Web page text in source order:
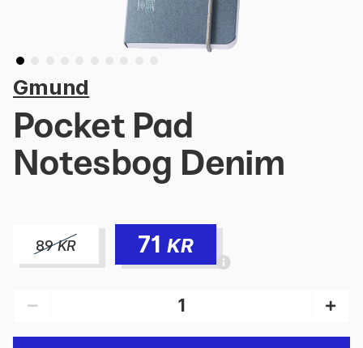
Gmund
Pocket Pad
Notesbog Denim
89KR 71 KR